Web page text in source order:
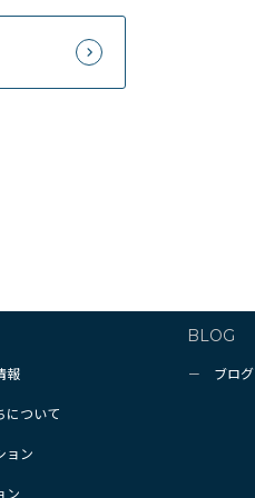
報
について
ョン
ン
BLOG
ブログ